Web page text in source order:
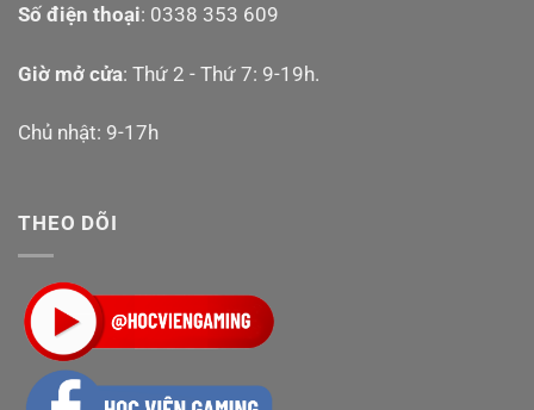
Số điện thoại: 0338 353 609
Giờ mở cửa: Thứ 2 - Thứ 7: 9-19h.
Chủ nhật: 9-17h
THEO DÕI